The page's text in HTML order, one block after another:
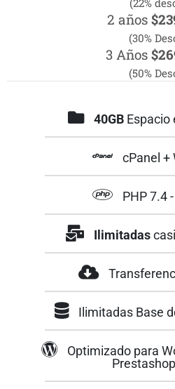
(22%
2 años
(30%
3 Años
(50%
40GB Espacio
cPanel +
PHP 7.4
Ilimitadas
Ilimitadas Base
Optimizado para